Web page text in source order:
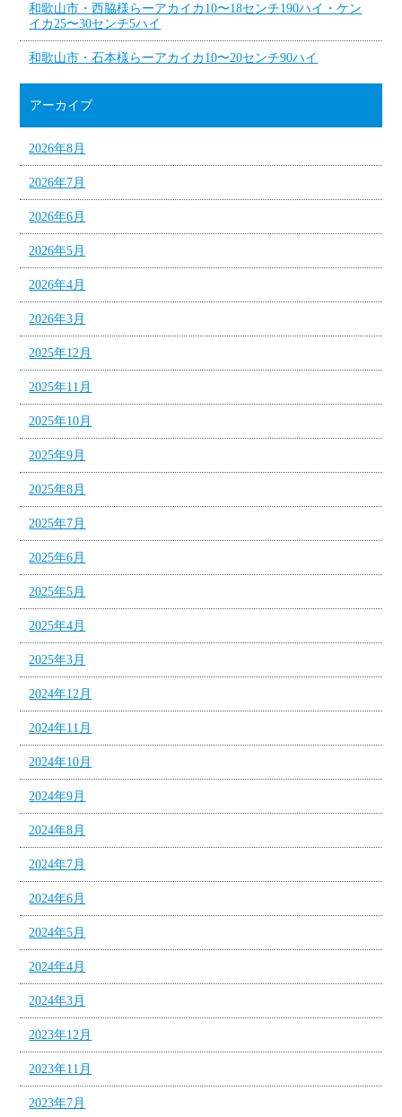
和歌山市・西脇様らーアカイカ10〜18センチ190ハイ・ケン
イカ25〜30センチ5ハイ
和歌山市・石本様らーアカイカ10〜20センチ90ハイ
アーカイブ
2026年8月
2026年7月
2026年6月
2026年5月
2026年4月
2026年3月
2025年12月
2025年11月
2025年10月
2025年9月
2025年8月
2025年7月
2025年6月
2025年5月
2025年4月
2025年3月
2024年12月
2024年11月
2024年10月
2024年9月
2024年8月
2024年7月
2024年6月
2024年5月
2024年4月
2024年3月
2023年12月
2023年11月
2023年7月